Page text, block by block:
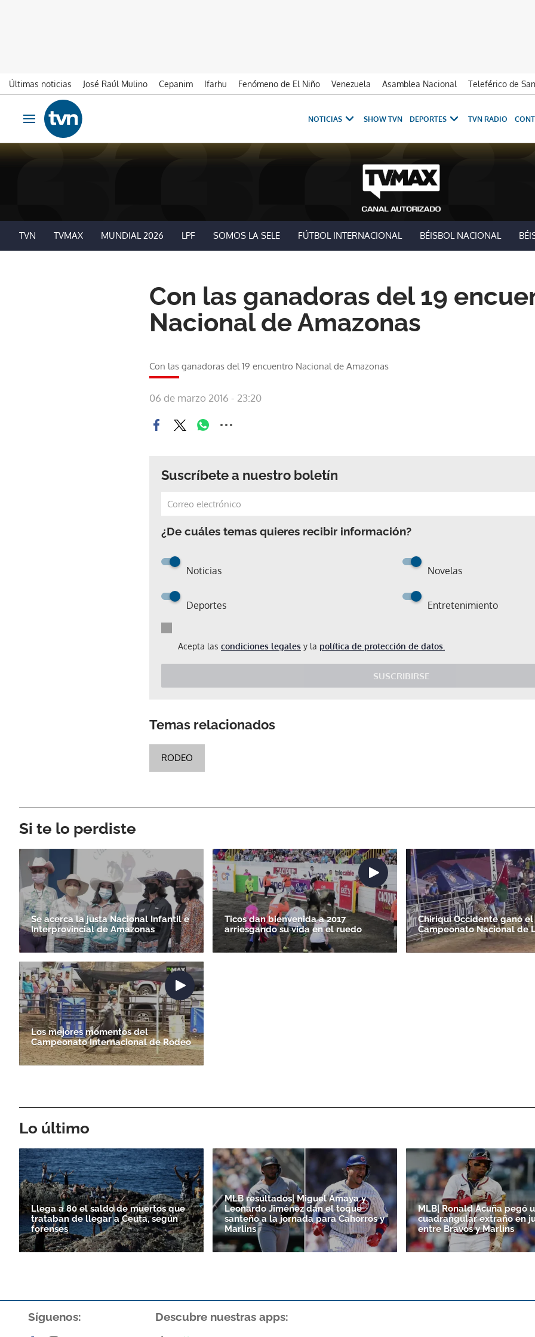
Últimas noticias José Raúl Mulino Cepanim Ifarhu Fenómeno de El Niño Venezuela Asamblea Nacional
Teleférico de
Ir al contenido
Obrir navegació
NOTICIAS SHOW TVN DEPORTES TVN RADIO
TVN TVMAX MUNDIAL 2026 LPF SOMOS LA SELE FÚTBOL INTERNACIONAL BÉISBOL NACIONAL
Con las ganadoras del 19
Nacional de Amazonas
Con las ganadoras del 19 encuentro Nacional de Amazonas
06 de marzo 2016 - 23:20
Suscríbete a nuestro boletín
¿De cuáles temas quieres recibir información?
Noticias Novelas
Deportes Entretenimiento
Acepta las condiciones legales y la política de protección de datos.
SUSCRIBIRSE
Temas relacionados
RODEO
Si te lo perdiste
Se acerca la justa Nacional Infantil e
Interprovincial de Amazonas
Ticos dan bienvenida a 2017
arriesgando su vida en el ruedo
Chiriquí Occidente ganó el
Campeonato Nacional de
Los mejores momentos del
Campeonato Internacional de Rodeo
Lo último
Llega a 80 el saldo de muertos que
trataban de llegar a Ceuta, según
forenses
MLB resultados| Miguel Amaya y
Leonardo Jiménez dan el toque
santeño a la jornada para Cahorros y
Marlins
MLB| Ronald Acuña pegó
cuadrangular extraño en
entre Bravos y Marlins
Síguenos: Descubre nuestras apps: